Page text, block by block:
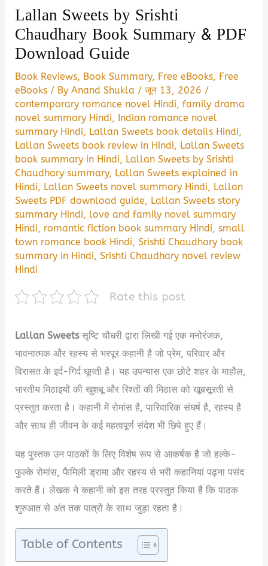
Lallan Sweets by Srishti
Chaudhary Book Summary & PDF
Download Guide
Book Reviews, Book Summary, Free eBooks, Free
eBooks / ByAnand Shukla /जून 13, 2026 /
contemporary romance novel Hindi,family drama
novel summary Hindi, Indian romance novel
summary Hindi, Lallan Sweets book details Hindi,
Lallan Sweets book review in Hindi, Lallan Sweets
book summary in Hindi, Lallan Sweets by Srishti
Chaudhary summary, Lallan Sweets explained in
Hindi, Lallan Sweets novel summary Hindi, Lallan
Sweets PDF download guide, Lallan Sweets story
summary Hindi, love and family novel summary
Hindi, romantic fiction book summary Hindi,small
town romance book Hindi,Srishti Chaudhary book
summary in Hindi,Srishti Chaudhary novel review
Hindi
Rate this post
Lallan Sweetsसृष्टि चौधरी द्वारा लिखी गई एक मनोरंजक,
भावनात्मक और रहस्य से भरपूर कहानी है जो प्रेम, परिवार और
विरासत के इर्द-गिर्द घूमती है। यह उपन्यास एक छोटे शहर के माहौल,
भारतीय मिठाइयों की खुशबू और रिश्तों की मिठास को खूबसूरती से
प्रस्तुत करता है। कहानी में रोमांस है, पारिवारिक संघर्ष है, रहस्य है
और साथ ही जीवन के कई महत्वपूर्ण संदेश भी छिपे हुए हैं।
यह पुस्तक उन पाठकों के लिए विशेष रूप से आकर्षक है जो हल्के-
फुल्के रोमांस, फैमिली ड्रामा और रहस्य से भरी कहानियां पढ़ना पसंद
करते हैं। लेखक ने कहानी को इस तरह प्रस्तुत किया है कि पाठक
शुरुआत से अंत तक पात्रों के साथ जुड़ा रहता है।
Table of Contents